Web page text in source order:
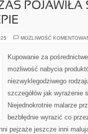
POJAWIŁA
MOŻLIWOŚĆ
Kupowanie za
możliwość nabycia
niezwyklegodziwego
szczegółów jak wyrażenie
Niejednokrotnie malarze
bezbłędnie wyrazić co
pejzaże jeszcze inni